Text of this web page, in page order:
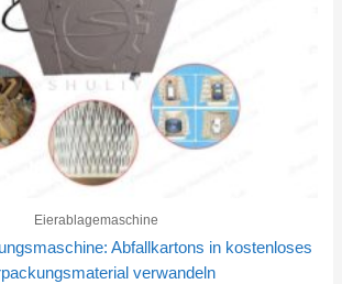
Eierablagemaschine
Abfallkartons in kostenloses
verwandeln